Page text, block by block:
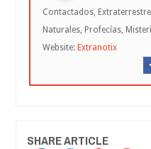
Contactados,
Naturales, Profecías,
Website: Extranotix
SHARE ARTICLE